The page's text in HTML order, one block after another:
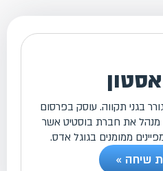
ילדים, מתגורר בגני תקווה. עוסק בפרסום
בגוגל משנת 2007. מנהל את חברת בוסטיט אשר
ממומנים בגוגל אדס.
שיחה »